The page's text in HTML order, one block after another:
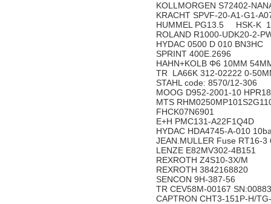
KOLLMORGEN S72402-
KRACHT SPVF-20-A1-G1-
HUMMEL PG13.5 HSK-K
ROLAND R1000-UDK20-2-
HYDAC 0500 D 010 BN3HC
SPRINT 400E.2696
HAHN+KOLB Φ6 10MM
TR LA66K 312-02222 0-
STAHL code: 8570/12-306
MOOG D952-2001-10
MTS
FHCK07N6901
E+H PMC131-A22F1Q4D
HYDAC HDA4745-A-010
JEAN.MULLER Fuse RT16-
LENZE E82MV302-4B151
REXROTH Z4S10-3X/M
REXROTH 3842168820
SENCON 9H-387-56
TR CEV58M-00167
CAPTRON CHT3-151P-H/